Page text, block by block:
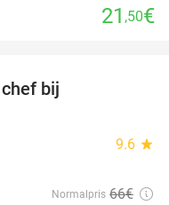
21 ,50€
bij
9.6 star
Normalpris 66€